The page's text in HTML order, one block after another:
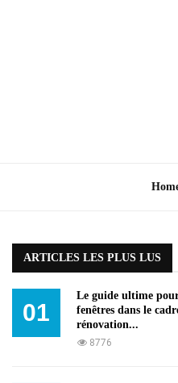
ARTICLES LES PLUS LUS
01
Le guide ultime
fenêtres dans le
rénovation...
8776